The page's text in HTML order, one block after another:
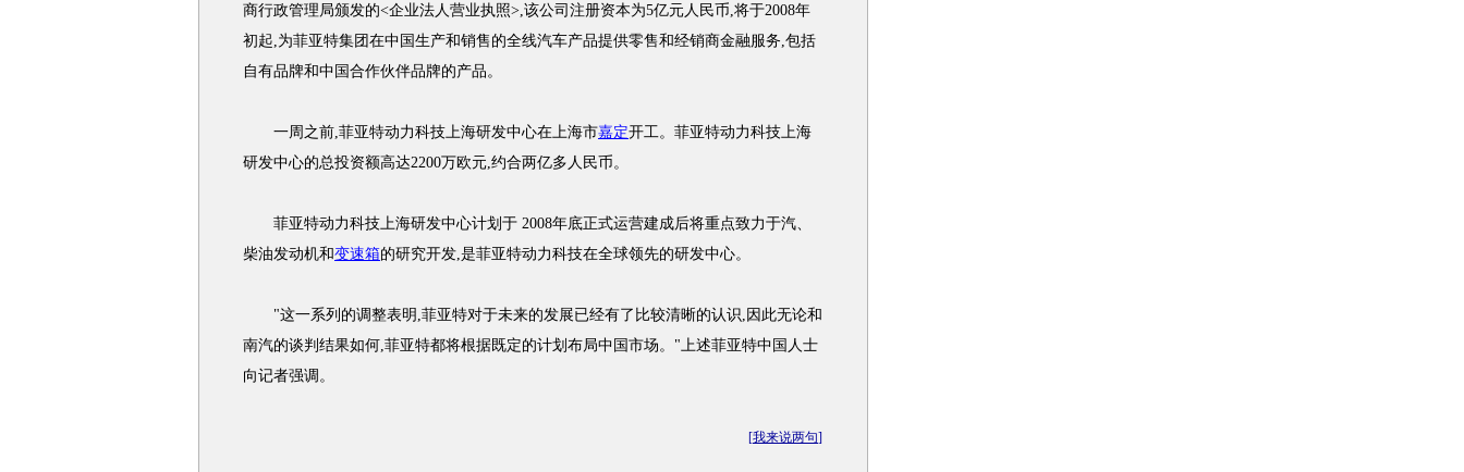
商行政管理局颁发的<企业法人营业执照>,该公司注册资本为5亿元人民币,将于2008年
初起,为菲亚特集团在中国生产和销售的全线汽车产品提供零售和经销商金融服务,包括
自有品牌和中国合作伙伴品牌的产品。
一周之前,菲亚特动力科技上海研发中心在上海市嘉定开工。菲亚特动力科技上海
研发中心的总投资额高达2200万欧元,约合两亿多人民币。
菲亚特动力科技上海研发中心计划于 2008年底正式运营建成后将重点致力于汽、
柴油发动机和变速箱的研究开发,是菲亚特动力科技在全球领先的研发中心。
"这一系列的调整表明,菲亚特对于未来的发展已经有了比较清晰的认识,因此无论和
南汽的谈判结果如何,菲亚特都将根据既定的计划布局中国市场。"上述菲亚特中国人士
向记者强调。
[我来说两句]